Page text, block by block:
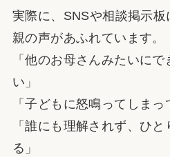
実際に、SNSや相談掲示
親の声があふれています。
「他のお母さんみたいに
い」
「子どもに怒鳴ってしまっ
「誰にも理解されず、ひ
る」